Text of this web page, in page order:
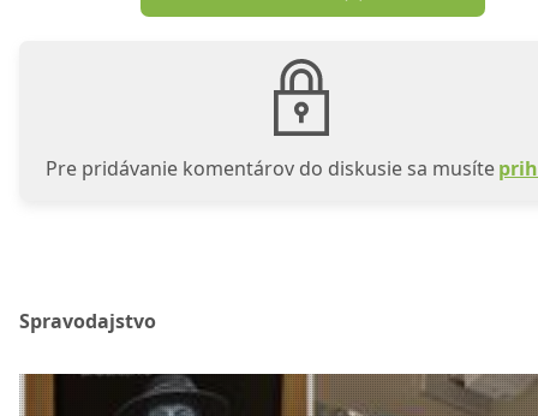
Pre pridávanie komentárov do diskusie sa musíte
Spravodajstvo